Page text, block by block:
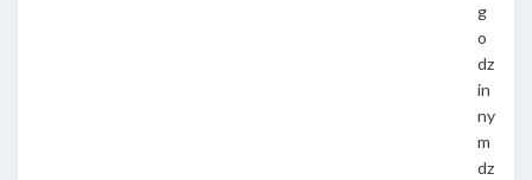
g
o
dz
in
ny
m
dz